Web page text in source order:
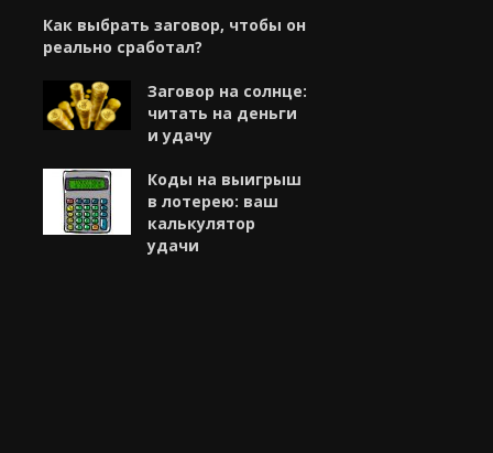
Как выбрать заговор, чтобы он
реально сработал?
Заговор на солнце:
читать на деньги
и удачу
Коды на выигрыш
в лотерею: ваш
калькулятор
удачи